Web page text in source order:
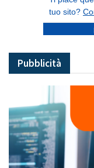
Pubblicità